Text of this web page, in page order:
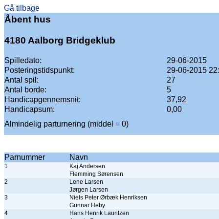
Gå tilbage
Åbent hus
4180 Aalborg Bridgeklub
Spilledato:
29-06-2015
Posteringstidspunkt:
29-06-2015
Antal spil:
27
Antal borde:
5
Handicapgennemsnit:
37,92
Handicapsum:
0,00
Almindelig parturnering (middel = 0)
Parnummer Navn
1 Kaj Andersen
Flemming Sørensen
2
Lene Larsen
Jørgen Larsen
3
Niels Peter Ørbæk Henriksen
Gunnar Heby
4
Hans Henrik Lauritzen